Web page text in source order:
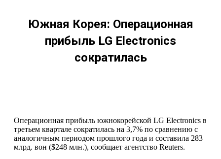
Южная Корея: Операционная
прибыль LG Electronics
сократилась
Операционная прибыль южнокорейской LG Electronics в
третьем квартале сократилась на 3,7% по сравнению с
аналогичным периодом прошлого года и составила 283
млрд. вон ($248 млн.), сообщает агентство Reuters.